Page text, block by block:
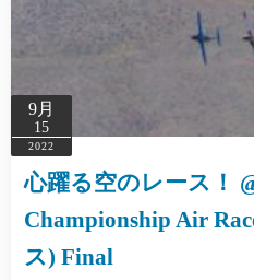
9月
15
2022
心躍る空のレース！
Championship Air
ス) Final